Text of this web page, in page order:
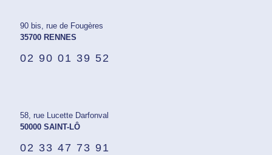
90 bis, rue de Fougères
35700 RENNES
02 90 01 39 52
58, rue Lucette Darfonval
50000 SAINT-LÔ
02 33 47 73 91